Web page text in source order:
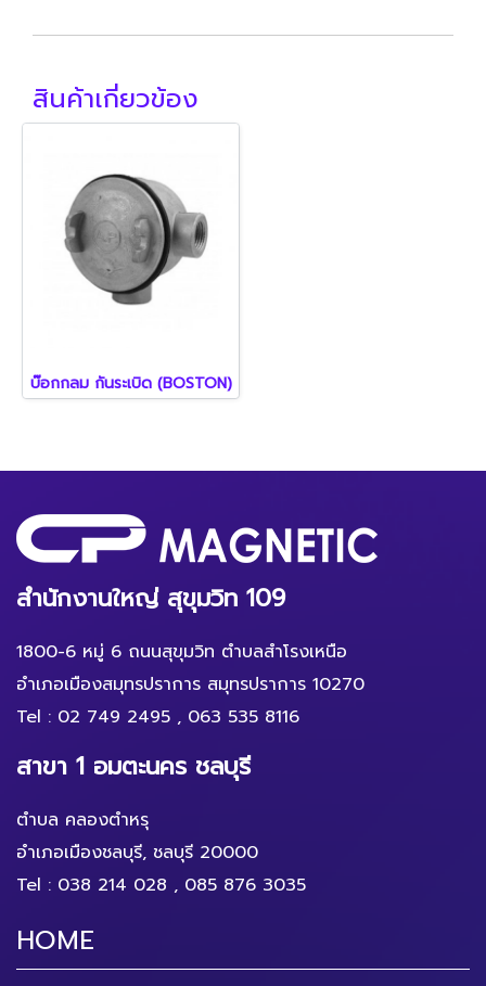
สินค้าเกี่ยวข้อง
บ๊อกกลม กันระเบิด (BOSTON)
สำนักงานใหญ่ สุขุมวิท 109
1800-6 หมู่ 6 ถนนสุขุมวิท ตำบลสำโรงเหนือ
อำเภอเมืองสมุทรปราการ สมุทรปราการ 10270
Tel : 02 749 2495 , 063 535 8116
สาขา 1 อมตะนคร ชลบุรี
ตำบล คลองตำหรุ
อำเภอเมืองชลบุรี, ชลบุรี 20000
Tel : 038 214 028 , 085 876 3035
HOME